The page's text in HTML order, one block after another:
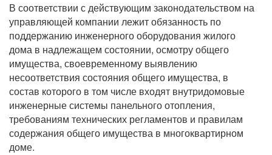
В соответствии с действующим законодательством на
управляющей компании лежит обязанность по
поддержанию инженерного оборудования жилого
дома в надлежащем состоянии, осмотру общего
имущества, своевременному выявлению
несоответствия состояния общего имущества, в
состав которого в том числе входят внутридомовые
инженерные системы панельного отопления,
требованиям технических регламентов и правилам
содержания общего имущества в многоквартирном
доме.